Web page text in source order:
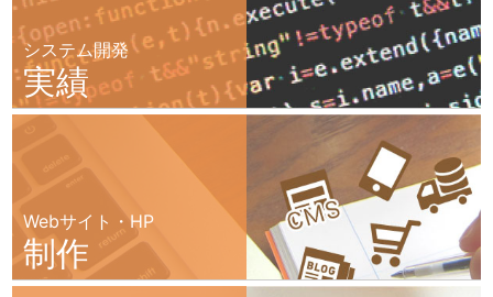
システム開発
実績
Webサイト・HP
制作